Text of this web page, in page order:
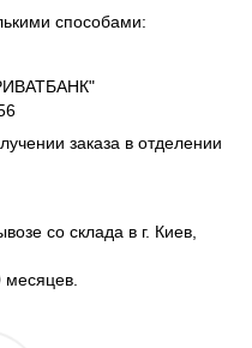
способами:
заказа в отделении
со склада в г. Киев,
месяцев.